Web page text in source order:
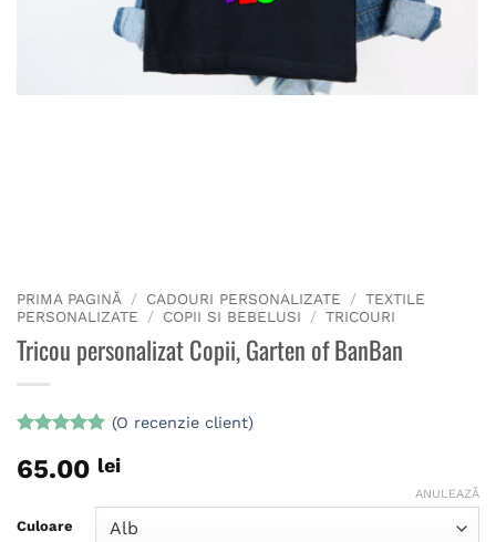
PRIMA PAGINĂ / CADOURI PERSONALIZATE / TEXTILE
PERSONALIZATE
/ COPII SI BEBELUSI / TRICOURI
Tricou personalizat Copii, Garten of BanBan
5din 5 pe
baza unei
evaluări
(O recenzie client)
65.00 lei
Culoare
ANULEAZĂ